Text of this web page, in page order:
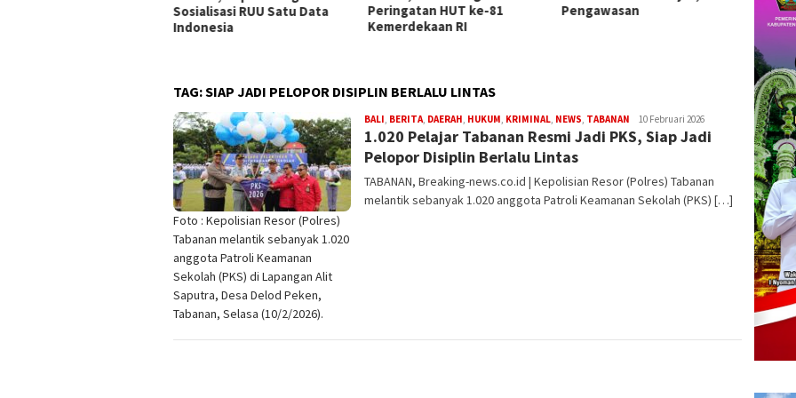
Peringatan HUT ke-81
Kemerdekaan RI
Pengawasan
Sanjaya Kobarkan Semangat
Tak
Sitaan
TAG:SIAP JADI PELOPOR DISIPLIN BERLALU LINTAS
Foto : Kepolisian Resor (Polres)
Tabanan melantik sebanyak 1.020
anggota Patroli Keamanan
Sekolah (PKS) di Lapangan Alit
Saputra, Desa Delod Peken,
Tabanan, Selasa (10/2/2026).
BALI, BERITA, DAERAH, HUKUM, KRIMINAL, NEWS, TABANAN Redaksi
10 Februari 2026
1.020 Pelajar Tabanan Resmi Jadi PKS, Siap Jadi
Pelopor Disiplin Berlalu Lintas
TABANAN, Breaking-news.co.id | Kepolisian Resor (Polres) Tabanan
melantik sebanyak 1.020 anggota Patroli Keamanan Sekolah (PKS) […]